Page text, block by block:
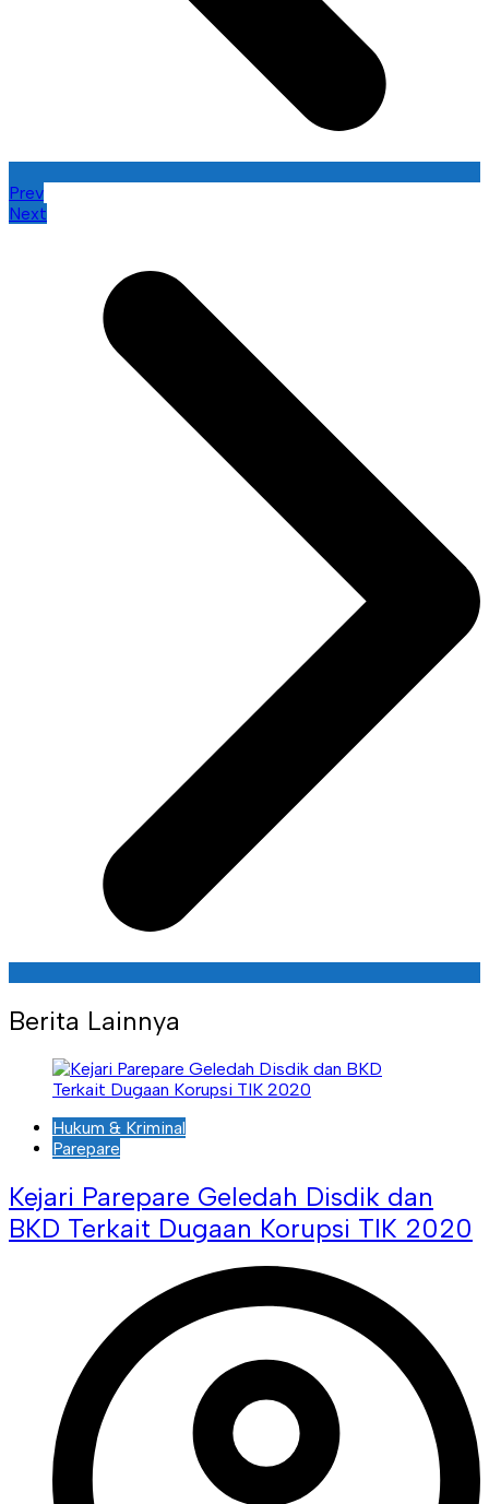
Prev
Next
Berita Lainnya
Hukum & Kriminal
Parepare
Kejari Parepare Geledah Disdik dan
BKD Terkait Dugaan Korupsi TIK 2020